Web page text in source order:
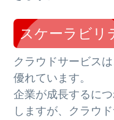
スケーラビリ
クラウドサービス
優れています。
企業が成長するに
しますが、クラウ